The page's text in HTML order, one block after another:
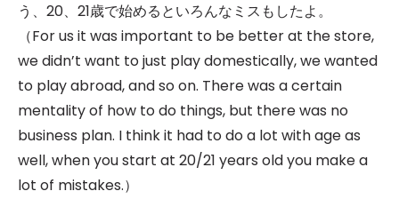
う、20、21歳で始めるといろんなミスもしたよ。
（For us it was important to be better at the store,
we didn’t want to just play domestically, we wanted
to play abroad, and so on. There was a certain
mentality of how to do things, but there was no
business plan. I think it had to do a lot with age as
well, when you start at 20/21 years old you make a
lot of mistakes.）